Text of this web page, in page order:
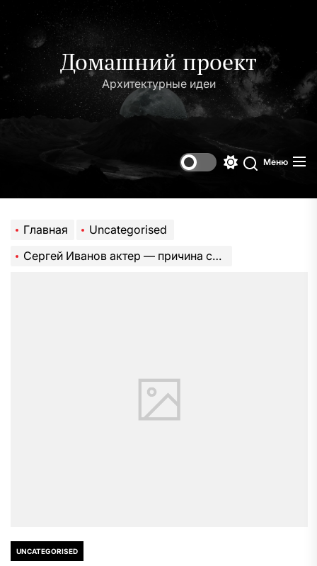
содержимому
Домашний проект
Архитектурные идеи
Поиск
Меню
Главная
Uncategorised
Сергей Иванов актер — причина смерти, биография и все подробности его профессиональной карьеры
UNCATEGORISED